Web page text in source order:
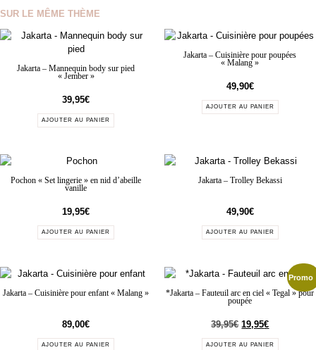
SUR LE MÊME THÈME
Jakarta – Mannequin body sur pied
« Jember »
39,95€
AJOUTER AU PANIER
Jakarta – Cuisinière pour poupées
« Malang »
49,90€
AJOUTER AU PANIER
Pochon « Set lingerie » en nid d’abeille
vanille
19,95€
AJOUTER AU PANIER
Jakarta – Trolley Bekassi
49,90€
AJOUTER AU PANIER
Jakarta – Cuisinière pour enfant « Malang »
89,00€
AJOUTER AU PANIER
Promo
*Jakarta – Fauteuil arc en ciel « Tegal » pour
poupée
39,95€ 19,95€
AJOUTER AU PANIER